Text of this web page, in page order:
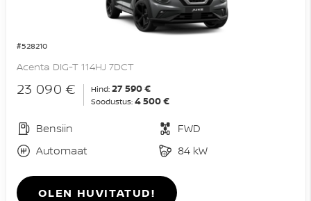
#528210
Acenta DIG-T 114HJ 7DCT
23 090 € Hind: 27 590 €
Soodustus: 4 500 €
Bensiin
FWD
Automaat
84 kW
OLEN HUVITATUD!